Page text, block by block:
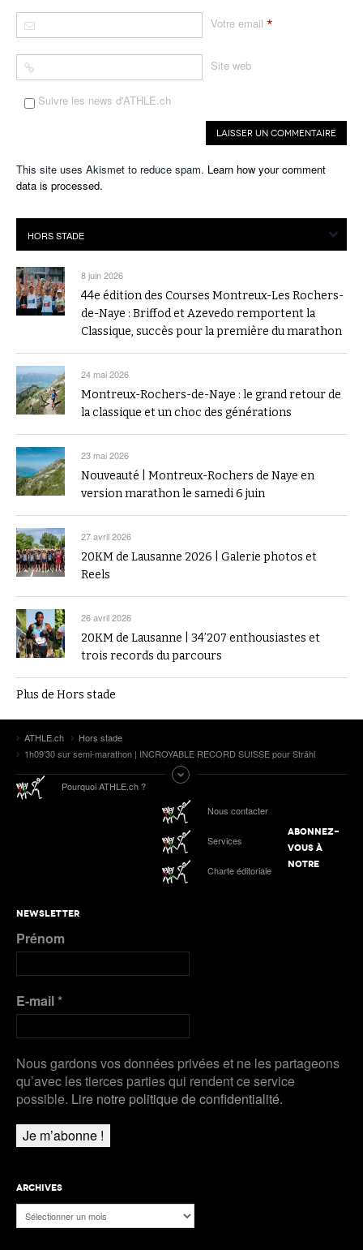
Votre email *
Site web
Suivre les news d'ATHLE.ch
This site uses Akismet to reduce spam. Learn how your comment
data is processed.
8 juin 2026
44e édition des Courses Montreux-Les Rochers-
de-Naye : Briffod et Azevedo remportent la
Classique, succès pour la première du marathon
24 mai 2026
Montreux-Rochers-de-Naye : le grand retour de
la classique et un choc des générations
23 mai 2026
Nouveauté | Montreux-Rochers de Naye en
version marathon le samedi 6 juin
27 avril 2026
20KM de Lausanne 2026 | Galerie photos et
Reels
26 avril 2026
20KM de Lausanne | 34’207 enthousiastes et
trois records du parcours
Plus de Hors stade
ATHLE.ch
Hors stade
1h09’30 sur semi-marathon | INCROYABLE RECORD SUISSE pour Strähl
Pourquoi ATHLE.ch ?
Nous contacter
Services
Charte éditoriale
ABONNEZ-
VOUS À
NOTRE
NEWSLETTER
Prénom
E-mail*
Nous gardons vos données privées et ne les partageons
qu’avec les tierces parties qui rendent ce service
possible. Lire notre politique de confidentialité.
ARCHIVES
Archives